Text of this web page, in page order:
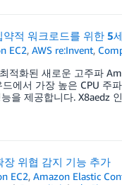
적 워크로드를 위한 5
EC2,AWS re:Invent,
적화된 새로운 고주파
에서 가장 높은 CPU 주
을 제공합니다. X8aedz
위협 감지 기능 추가
EC2,Amazon Elastic